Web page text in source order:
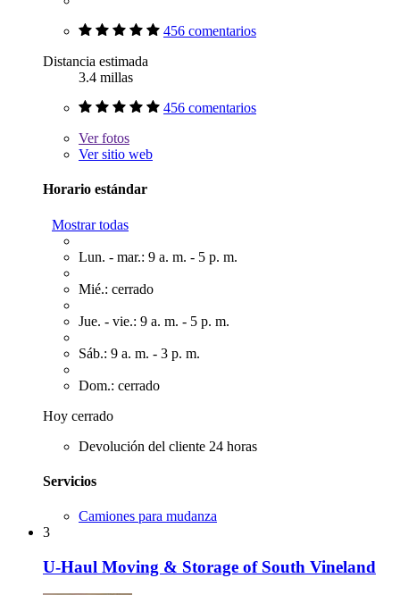
456 comentarios
Distancia estimada
3.4 millas
456 comentarios
Verfotos
Ver sitio web
Horario estándar
Mostrar todas
Lun. - mar.: 9 a. m. - 5 p. m.
Mié.: cerrado
Jue. - vie.: 9 a. m. - 5 p. m.
Sáb.: 9 a. m. - 3 p. m.
Dom.: cerrado
Hoy cerrado
Devolución del cliente 24 horas
Servicios
Camiones para mudanza
3
U-Haul Moving & Storage of South Vineland